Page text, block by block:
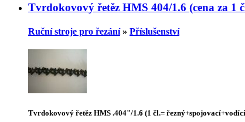
Tvrdokovový řetěz HMS 404/1.6 (cena za 1
Ruční stroje pro řezání» Příslušenství
Tvrdokovový řetěz HMS .404"/1.6 (1 čl.=